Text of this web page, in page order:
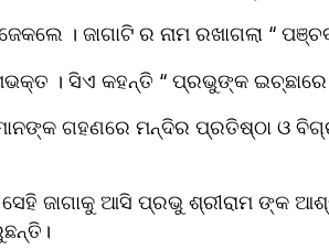
। ଜାଗାଟି ର ନାମ ରଖାଗଲା “
। ସିଏ କହନ୍ତି “ ପ୍ରଭୁଙ୍କ
ଗହଣରେ ମନ୍ଦିର ପ୍ରତିଷ୍ଠା ଓ
ଜାଗାକୁ ଆସି ପ୍ରଭୁ ଶ୍ରୀରାମ ଙ୍କ